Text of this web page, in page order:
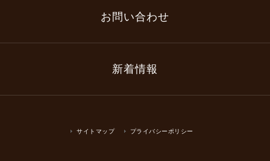
お問い合わせ
新着情報
サイトマップ プライバシーポリシー